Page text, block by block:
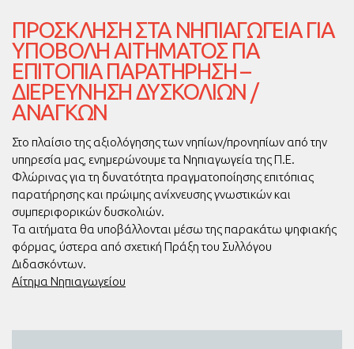
ΠΡΌΣΚΛΗΣΗ ΣΤΑ ΝΗΠΙΑΓΩΓΕΊΑ ΓΙΑ
ΥΠΟΒΟΛΉ ΑΙΤΉΜΑΤΟΣ ΓΙΑ
ΕΠΙΤΌΠΙΑ ΠΑΡΑΤΉΡΗΣΗ –
ΔΙΕΡΕΎΝΗΣΗ ΔΥΣΚΟΛΙΏΝ /
ΑΝΑΓΚΏΝ
Στο πλαίσιο της αξιολόγησης των νηπίων/προνηπίων από την
υπηρεσία μας, ενημερώνουμε τα Νηπιαγωγεία της Π.Ε.
Φλώρινας για τη δυνατότητα πραγματοποίησης επιτόπιας
παρατήρησης και πρώιμης ανίχνευσης γνωστικών και
συμπεριφορικών δυσκολιών.
Τα αιτήματα θα υποβάλλονται μέσω της παρακάτω ψηφιακής
φόρμας, ύστερα από σχετική Πράξη του Συλλόγου
Διδασκόντων.
Αίτημα Νηπιαγωγείου